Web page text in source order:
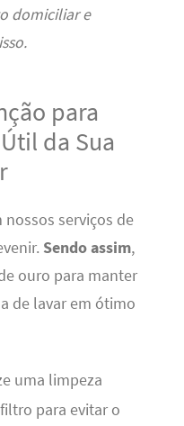
domiciliar e
para
da Sua
serviços de
Sendo assim,
ouro para manter
de lavar em ótimo
uma limpeza
para evitar o